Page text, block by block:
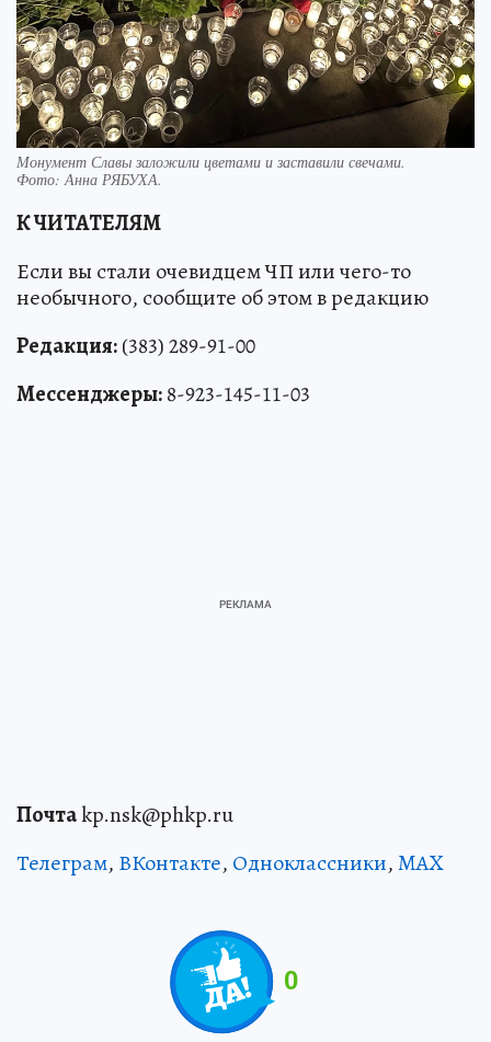
Монумент Славы заложили цветами и заставили свечами.
Фото:Анна РЯБУХА.
К ЧИТАТЕЛЯМ
Если вы стали очевидцем ЧП или чего-то
необычного, сообщите об этом в редакцию
Редакция:(383) 289-91-00
Мессенджеры:8-923-145-11-03
Почтаkp.nsk@phkp.ru
Телеграм, ВКонтакте, Одноклассники,MAX
0